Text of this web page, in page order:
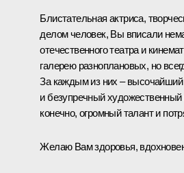
Блистательная актриса,
делом человек, Вы вписали
отечественного театра и
галерею разноплановых, но
За каждым из них –
и безупречный художественный
конечно, огромный талант и
Желаю Вам здоровья,